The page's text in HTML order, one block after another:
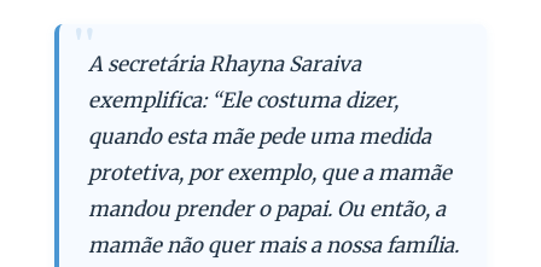
A secretária Rhayna Saraiva
exemplifica: “Ele costuma dizer,
quando esta mãe pede uma medida
protetiva, por exemplo, que a mamãe
mandou prender o papai. Ou então, a
mamãe não quer mais a nossa família.